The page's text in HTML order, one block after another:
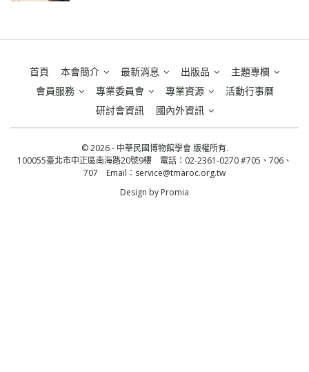
首頁 本會簡介 最新消息 出版品
主題專欄
會員服務
專業委員會 專業資源
活動行事曆
研討會資訊
國內外資訊
© 2026 - 中華民國博物館學會 版權所有.
100055臺北市中正區南海路20號9樓 電話：02-2361-0270 #705、706、
707 Email： service@tmaroc.org.tw
Design by Promia